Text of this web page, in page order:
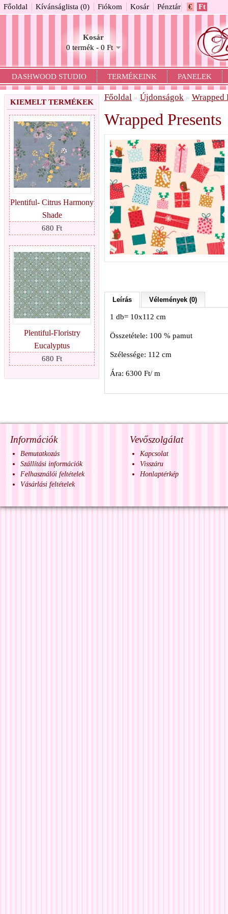
€ Ft
Kosár
0 termék - 0 Ft
Főoldal Kívánságlista (0) Fiókom Kosár Pénztár
DASHWOOD STUDIO TERMÉKEINK PANELEK
KIEMELT TERMÉKEK
Plentiful- Citrus Harmony
Shade
680 Ft
Plentiful-Floristry
Eucalyptus
680 Ft
Főoldal » Újdonságok » Wrapped
Wrapped Presents
Leírás Vélemények (0)
1 db= 10x112 cm
Összetétele: 100 % pamut
Szélessége: 112 cm
Ára: 6300 Ft/ m
Információk
Bemutatkozás
Szállítási információk
Felhasználói feltételek
Vásárlási feltételek
Vevőszolgálat
Kapcsolat
Visszáru
Honlaptérkép